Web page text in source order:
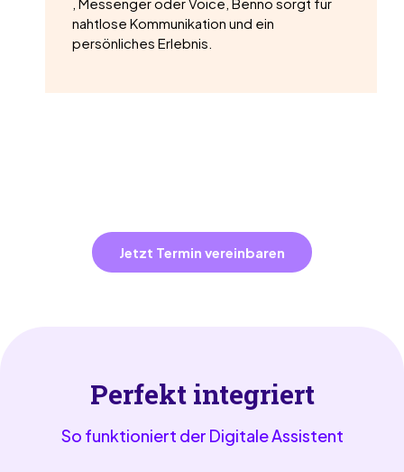
nahtlose Kommunikation und ein
persönliches Erlebnis.
Jetzt Termin vereinbaren
Perfekt integriert
So funktioniert der Digitale Assistent